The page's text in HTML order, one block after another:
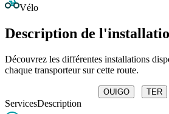
Vélo
Description de
Découvrez les différentes installations
chaque transporteur sur cette route.
OUIGO TER
ServicesDescription